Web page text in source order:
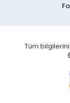
Tüm